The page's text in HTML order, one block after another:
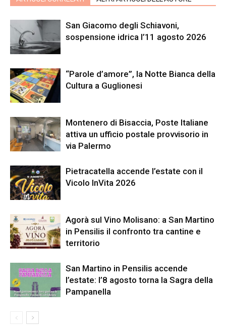
San Giacomo degli Schiavoni,
sospensione idrica l’11 agosto 2026
“Parole d’amore”, la Notte Bianca della
Cultura a Guglionesi
Montenero di Bisaccia, Poste Italiane
attiva un ufficio postale provvisorio in
via Palermo
Pietracatella accende l’estate con il
Vicolo InVita 2026
Agorà sul Vino Molisano: a San Martino
in Pensilis il confronto tra cantine e
territorio
San Martino in Pensilis accende
l’estate: l’8 agosto torna la Sagra della
Pampanella